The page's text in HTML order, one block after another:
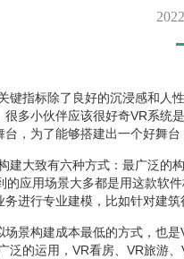
键指标除了良好的沉浸感和人
多小伙伴应该很好奇VR系统
台，为了能够搭建出一个好舞
建大致有六种方式：最广泛的
的应用场景大多都是用这款软
务进行专业建模，比如针对建
场景构建成本最低的方式，也
泛的运用，VR看房、VR旅游